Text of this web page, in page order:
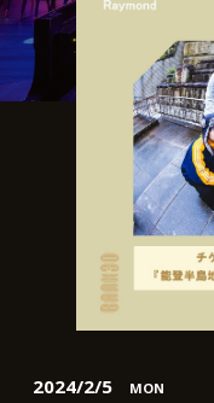
2024/2/5 MON